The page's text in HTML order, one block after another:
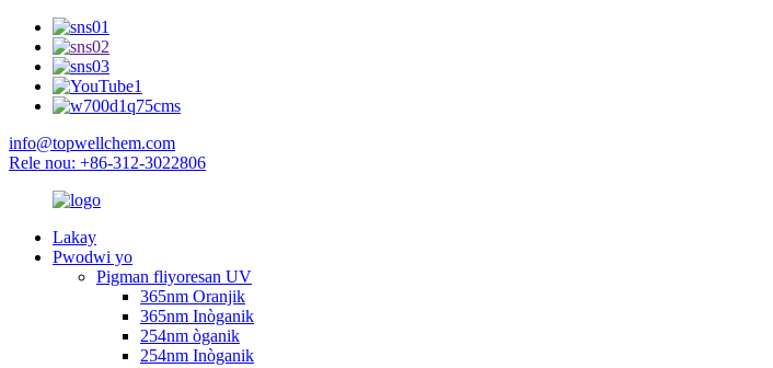
info@topwellchem.com
Rele nou: +86-312-3022806
Lakay
Pwodwi yo
Pigman fliyoresan UV
365nm Oranjik
365nm Inòganik
254nm òganik
254nm Inòganik